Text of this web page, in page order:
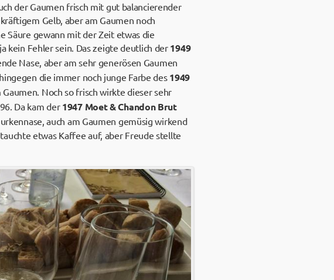
der Gaumen frisch mit gut balancierender
Gelb, aber am Gaumen noch
Säure gewann mit der Zeit etwas die
kein Fehler sein. Das zeigte deutlich der 1949
Nase, aber am sehr generösen Gaumen
die immer noch junge Farbe des 1949
Noch so frisch wirkte dieser sehr
Da kam der 1947 Moet & Chandon Brut
auch am Gaumen gemüsig wirkend
etwas Kaffee auf, aber Freude stellte